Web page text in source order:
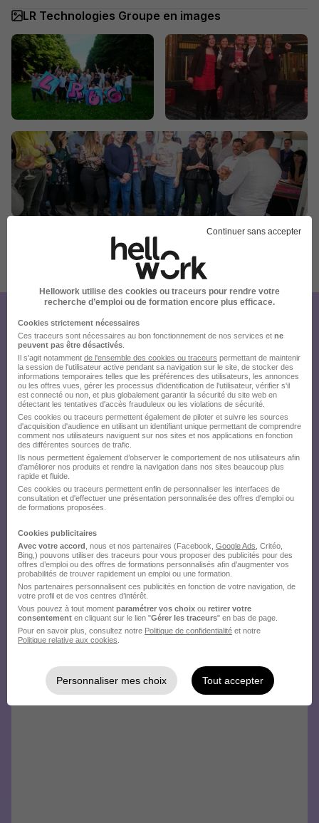
LR Technologies Groupe en images
8 de plus
Publiée le 14/07/2026 - Réf : 1295850/24067992 PO/59L
Créez votre compte Hellowork et
envoyez votre candidature !
Continuer sans accepter
Hellowork utilise des cookies ou traceurs pour rendre votre
recherche d’emploi ou de formation encore plus efficace.
Cookies strictement nécessaires
Ces traceurs sont nécessaires au bon fonctionnement de nos services et ne
peuvent pas être désactivés
Il s'agit notamment de l'ensemble des cookies ou traceurs permettant de maintenir
la session de l'utilisateur active pendant sa navigation sur le site, de stocker des
informations temporaires telles que les préférences des utilisateurs, les annonces
ou les offres vues, gérer les processus d'identification de l'utilisateur, vérifier s'il
est connecté ou non, et plus globalement garantir la sécurité du site web en
détectant les tentatives d'accès frauduleux ou les violations de sécurité.
Ces cookies ou traceurs permettent également de piloter et suivre les sources
d'acquisition d'audience en utilisant un identifiant unique permettant de comprendre
comment nos utilisateurs naviguent sur nos sites et nos applications en fonction
des différentes sources de trafic.
Ils nous permettent également d’observer le comportement de nos utilisateurs afin
d'améliorer nos produits et rendre la navigation dans nos sites beaucoup plus
rapide et fluide.
Ces cookies ou traceurs permettent enfin de personnaliser les interfaces de
consultation et d'effectuer une présentation personnalisée des offres d'emploi ou
de formations proposées.
Cookies publicitaires
Avec votre accord , nous et nos partenaires (Facebook, Google Ads , Critéo,
Bing,) pouvons utiliser des traceurs pour vous proposer des publicités pour des
offres d’emploi ou des offres de formations personnalisés afin d’augmenter vos
probabilités de trouver rapidement un emploi ou une formation.
Nos partenaires personnalisent ces publicités en fonction de votre navigation, de
votre profil et de vos centres d’intérêt.
Vous pouvez à tout moment paramétrer vos choix ou retirer votre
consentement en cliquant sur le lien "Gérer les traceurs" en bas de page.
Pour en savoir plus, consultez notre Politique de confidentialité et notre
Politique relative aux cookies
Personnaliser mes choix Tout accepter